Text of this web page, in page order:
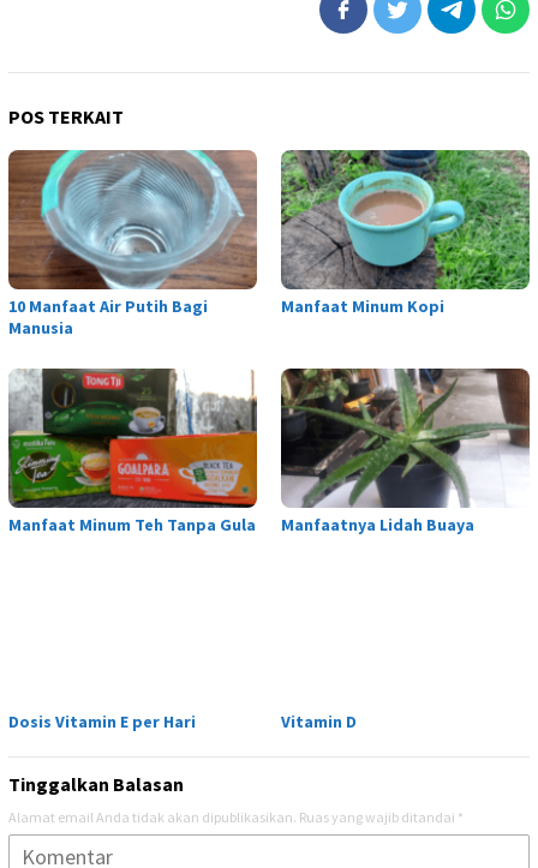
POS TERKAIT
10 Manfaat Air Putih Bagi
Manusia
Manfaat Minum Kopi
Manfaat Minum Teh Tanpa Gula Manfaatnya Lidah Buaya
Dosis Vitamin E per Hari Vitamin D
Tinggalkan Balasan
Alamat email Anda tidak akan dipublikasikan. Ruas yang wajib ditandai *